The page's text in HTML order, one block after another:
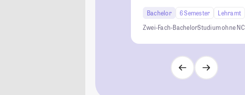
Bachelor 6 Semester
Lehramt
Zwei-Fach-BachelorStudium ohne NC